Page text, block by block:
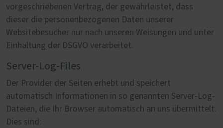
vorgeschriebenen Vertrag, der gewährleistet, dass
dieser die personenbezogenen Daten unserer
Websitebesucher nur nach unseren Weisungen und unter
Einhaltung der DSGVO verarbeitet.
Server-Log-Files
Der Provider der Seiten erhebt und speichert
automatisch Informationen in so genannten Server-Log-
Dateien, die Ihr Browser automatisch an uns übermittelt.
Dies sind: